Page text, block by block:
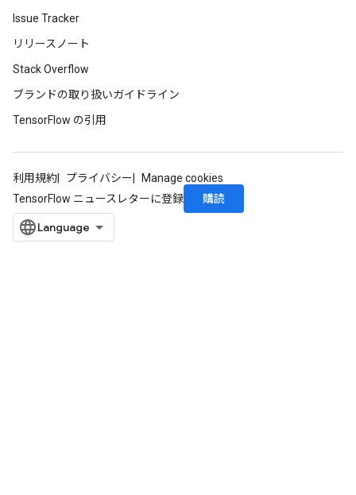
Issue Tracker
リリースノート
Stack Overflow
ブランドの取り扱いガイドライン
TensorFlow の引用
利用規約 プライバシー
Manage cookies
TensorFlow ニュースレターに登録
購読